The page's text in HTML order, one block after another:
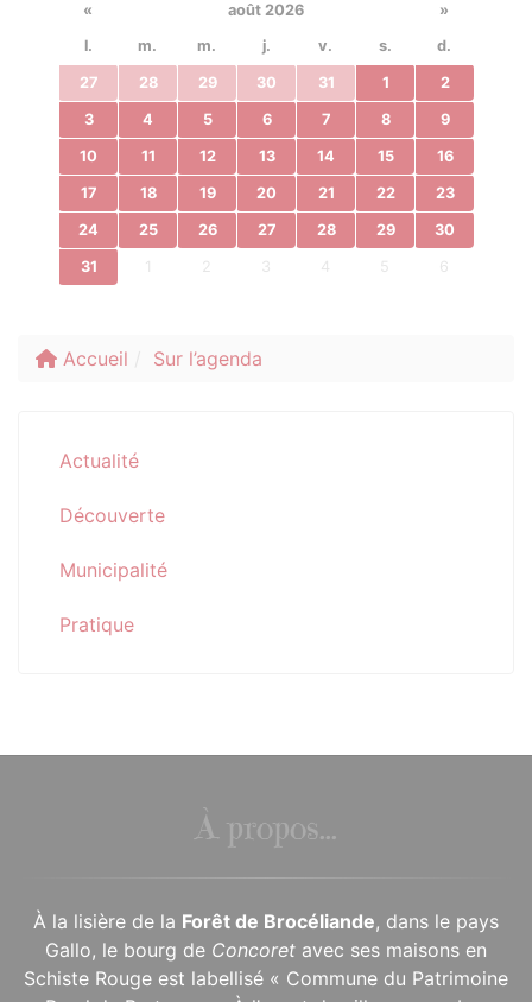
« août 2026
»
l.
m. m. j. v. s. d.
27 28 29 30 31 1 2
3 4 5 6 7 8 9
10 11 12 13 14 15 16
17 18 19 20 21 22 23
24 25 26 27 28 29 30
31 2 3 4 5 6
Accueil Sur l’agenda
Actualité
Découverte
Municipalité
Pratique
À propos...
À la lisière de la Forêt de Brocéliande, dans le pays
Gallo, le bourg de Concoret avec ses maisons en
Schiste Rouge est labellisé « Commune du Patrimoine